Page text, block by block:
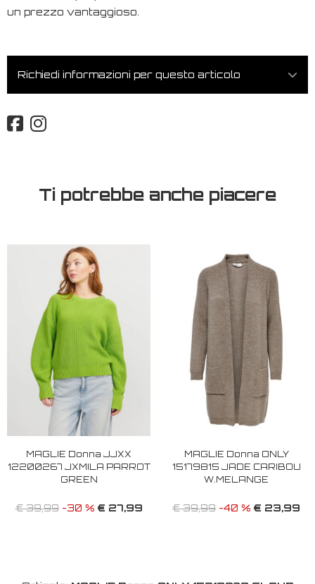
un prezzo vantaggioso.
Richiedi informazioni per questo articolo
Ti potrebbe anche piacere
MAGLIE Donna JJXX
12200267 JXMILA PARROT
GREEN
€ 39,99-30 % € 27,99
MAGLIE Donna ONLY
15179815 JADE CARIBOU
W.MELANGE
€ 39,99 -40 % € 23,99